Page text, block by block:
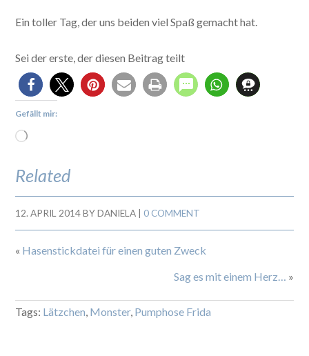
Ein toller Tag, der uns beiden viel Spaß gemacht hat.
Sei der erste, der diesen Beitrag teilt
Gefällt mir:
Related
12. APRIL 2014BYDANIELA |0 COMMENT
« Hasenstickdatei für einen guten Zweck
Sag es mit einem Herz… »
Tags: Lätzchen, Monster, Pumphose Frida